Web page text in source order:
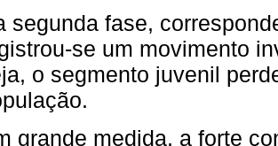
segunda fase,
se um movimento
o segmento juvenil
grande medida, a forte